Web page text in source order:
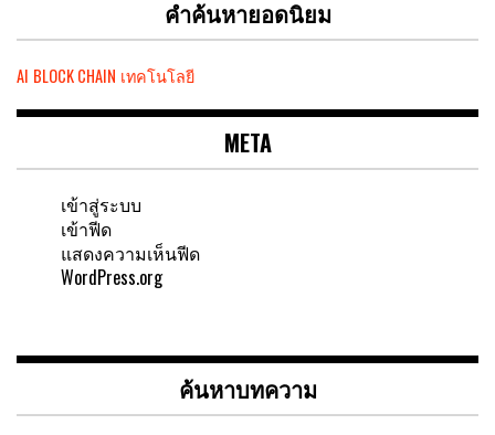
คำค้นหายอดนิยม
AI BLOCK CHAIN เทคโนโลยี
META
เข้าสู่ระบบ
เข้าฟีด
แสดงความเห็นฟีด
WordPress.org
ค้นหาบทความ